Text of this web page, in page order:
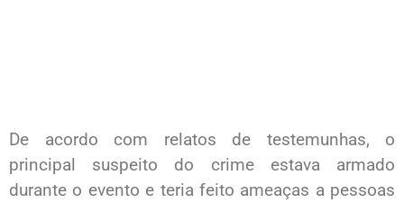
De acordo com relatos de testemunhas, o
principal suspeito do crime estava armado
durante o evento e teria feito ameaças a pessoas